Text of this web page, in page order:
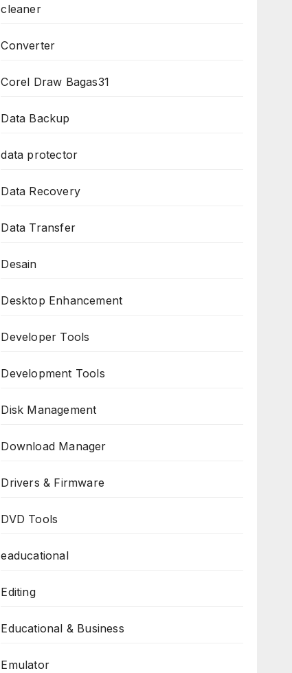
cleaner
Converter
Corel Draw Bagas31
Data Backup
data protector
Data Recovery
Data Transfer
Desain
Desktop Enhancement
Developer Tools
Development Tools
Disk Management
Download Manager
Drivers & Firmware
DVD Tools
eaducational
Editing
Educational & Business
Emulator